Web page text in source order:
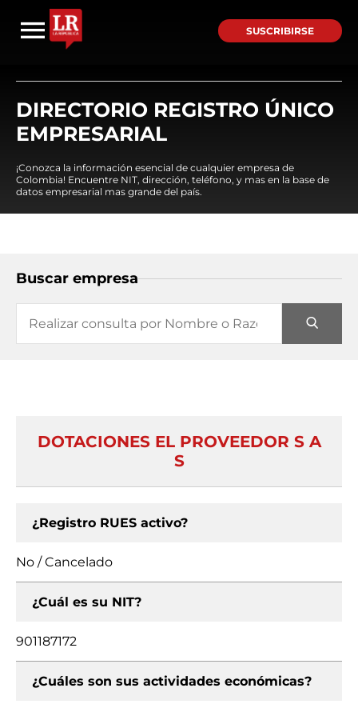
SUSCRIBIRSE
DIRECTORIO REGISTRO ÚNICO
EMPRESARIAL
¡Conozca la información esencial de cualquier empresa de
Colombia! Encuentre NIT, dirección, teléfono, y mas en la base de
datos empresarial mas grande del país.
Buscar empresa
DOTACIONES EL PROVEEDOR S A
S
¿Registro RUES activo?
No / Cancelado
¿Cuál es su NIT?
901187172
¿Cuáles son sus actividades económicas?